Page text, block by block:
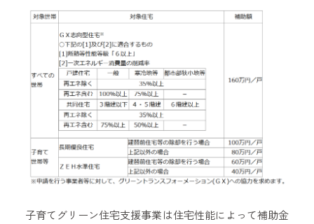
子育てグリーン住宅支援事業は住宅性能によって補助金